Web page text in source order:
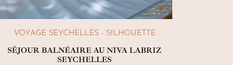
VOYAGE SEYCHELLES - SILHOUETTE
SÉJOUR BALNÉAIRE AU NIVA LABRIZ
SEYCHELLES